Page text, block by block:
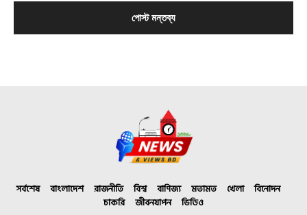
সর্বশেষ বাংলাদেশ রাজনীতি বিশ্ব বাণিজ্য মতামত খেলা
বিনোদন
চাকরি
জীবনযাপন ভিডিও